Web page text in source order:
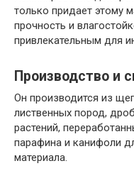
только придает этому
прочность и
привлекательным для
Производство и
Он производится из
лиственных пород,
растений,
парафина и канифоли
материала.